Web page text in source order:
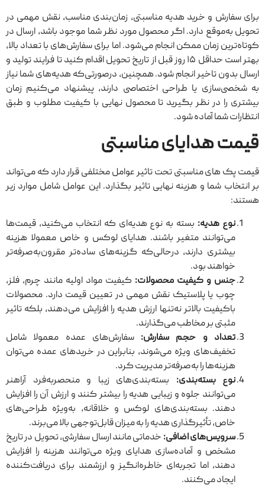
برای سفارش و خرید هدیه مناسبتی، زمان‌بندی مناسب، نقش مهمی در
تحویل به‌موقع دارد. اگر محصول مورد نظر شما موجود باشد، ارسال در
کوتاه‌ترین زمان ممکن انجام می‌شود. اما برای سفارش‌های با تعداد بالا،
بهتر است حداقل ۱۵ روز قبل از تاریخ تحویل اقدام کنید تا فرایند تولید و
ارسال بدون تاخیر انجام شود. همچنین، درصورتی‌که هدیه‌های شما نیاز
به شخصی‌سازی یا طراحی اختصاصی دارند، پیشنهاد می‌کنیم زمان
بیشتری را در نظر بگیرید تا محصول نهایی با کیفیت مطلوب و طبق
انتظارات شما آماده شود.
قیمت هدایای مناسبتی
قیمت پک ‌های مناسبتی تحت تاثیر عوامل مختلفی قرار دارد که می‌تواند
بر انتخاب شما و هزینه نهایی تاثیر بگذارد. این عوامل شامل موارد زیر
هستند:
نوع هدیه: بسته به نوع هدیه‌ای که انتخاب می‌کنید، قیمت‌ها
می‌توانند متغیر باشند. هدایای لوکس و خاص معمولا هزینه
بیشتری دارند، درحالی‌که گزینه‌های ساده‌تر مقرون‌به‌صرفه‌تر
خواهند بود.
جنس و کیفیت محصولات: کیفیت مواد اولیه مانند چرم، فلز،
چوب یا پلاستیک نقش مهمی در تعیین قیمت دارد. محصولات
باکیفیت بالاتر نه‌تنها ارزش هدیه را افزایش می‌دهند، بلکه تاثیر
مثبتی بر مخاطب می‌گذارند.
تعداد و حجم سفارش: سفارش‌های عمده معمولا شامل
تخفیف‌های ویژه می‌شوند، بنابراین در خریدهای عمده می‌توان
هزینه‌ها را به‌صرفه‌تر مدیریت کرد.
نوع بسته‌بندی: بسته‌بندی‌های زیبا و منحصربه‌فرد آراهنر
می‌توانند جلوه‌ و زیبایی هدیه را بیشتر کنند و ارزش آن را افزایش
دهند. بسته‌بندی‌های لوکس و خلاقانه، به‌ویژه طراحی‌های
خاص، تأثیرگذاری هدیه را به میزان قابل‌توجهی بالا می‌برند.
سرویس‌های اضافی: خدماتی مانند ارسال سفارشی، تحویل در تاریخ
مشخص و آماده‌سازی هدایای ویژه می‌توانند هزینه را افزایش
دهند، اما تجربه‌ای خاطره‌انگیز و ارزشمند برای دریافت‌کننده
ایجاد می‌کنند.